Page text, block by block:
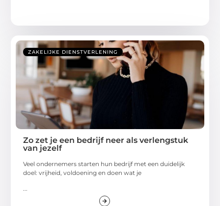
ZAKELIJKE DIENSTVERLENING
Zo zet je een bedrijf neer als verlengstuk
van jezelf
Veel ondernemers starten hun bedrijf met een duidelijk
doel: vrijheid, voldoening en doen wat je
...